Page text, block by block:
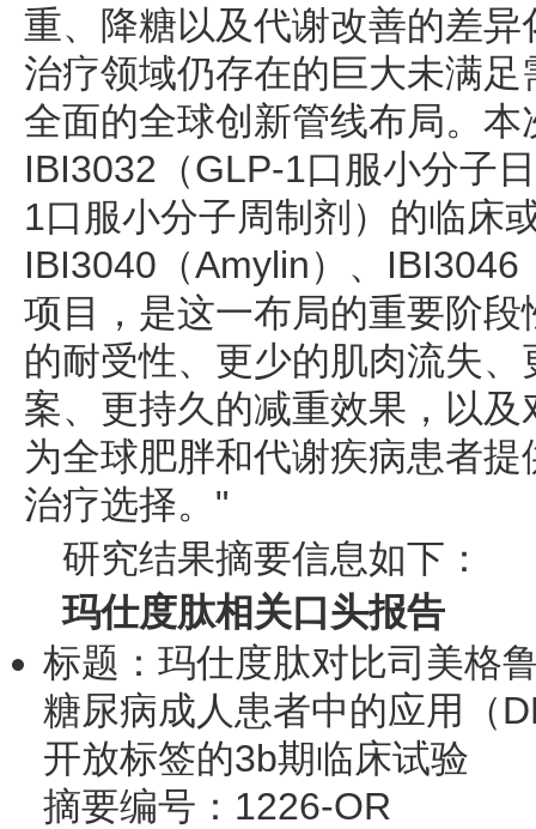
重、降糖以及代谢改善的差
治疗领域仍存在的巨大未满
全面的全球创新管线布局。
IBI3032（GLP-1口服小分子
1口服小分子周制剂）的临床
IBI3040（Amylin）、
项目，是这一布局的重要阶
的耐受性、更少的肌肉流失
案、更持久的减重效果，以
为全球肥胖和代谢疾病患者
治疗选择。"
研究结果摘要信息如下：
玛仕度肽相关口头报告
标题：玛仕度肽对比司美格
糖尿病成人患者中的应用（
开放标签的3b期临床试验
摘要编号：1226-OR